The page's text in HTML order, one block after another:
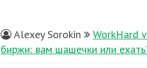
Alexey Sorokin
WorkHard
биржи: вам шашечки или